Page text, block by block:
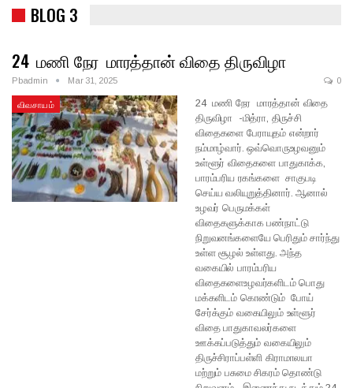
BLOG 3
24 மணி நேர மாரத்தான் விதை திருவிழா
Pbadmin Mar 31, 2025 0
விவசாயம்
24 மணி நேர மாரத்தான் விதை
திருவிழா -மித்ரா, திருச்சி
விதைகளை பேராயுதம் என்றார்
நம்மாழ்வார். ஒவ்வொருஉழவனும்
உள்ளூர் விதைகளை பாதுகாக்க,
பாரம்பரிய ரகங்களை சாகுபடி
செய்ய வலியுறுத்தினார். ஆனால்
உழவர் பெருமக்கள்
விதைகளுக்காக பண்நாட்டு
நிறுவனங்களையே பெரிதும் சார்ந்து
உள்ள சூழல் உள்ளது. அந்த
வகையில் பாரம்பரிய
விதைகளைஉழவர்களிடம் பொது
மக்களிடம் கொண்டும் போய்
சேர்க்கும் வகையிலும் உள்ளூர்
விதை பாதுகாவலர்களை
ஊக்கப்படுத்தும் வகையிலும்
திருச்சிராப்பள்ளி கிராமாலயா
மற்றும் பசுமை சிகரம் தொண்டு